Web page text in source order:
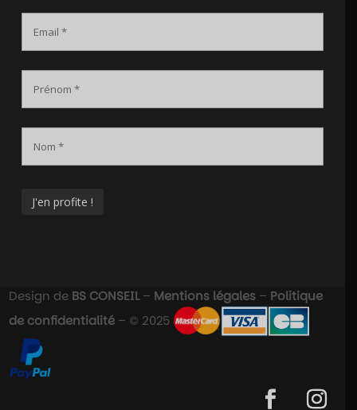
Design de BS CONSEIL– Mentions légales– Politique
de confidentialité– © 2025